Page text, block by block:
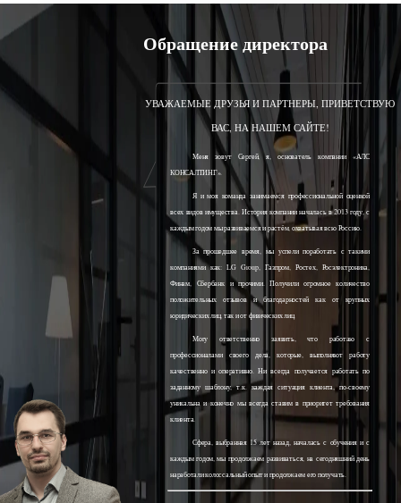
Обращение директора
УВАЖАЕМЫЕ ДРУЗЬЯ И ПАРТНЕРЫ, ПРИВЕТСТВУЮ
ВАС, НА НАШЕМ САЙТЕ!
Меня зовут Сергей, я, основатель компании «АЛС
КОНСАЛТИНГ».
Я и моя команда занимаемся профессиональной оценкой
всех видов имущества. История компании началась в 2013 году, с
каждым годом мы развиваемся и растём, охватывая всю Россию.
За прошедшее время, мы успели поработать с такими
компаниями как: LG Group, Газпром, Ростех, Росэлектроника,
Финам, Сбербанк и прочими. Получили огромное количество
положительных отзывов и благодарностей как от крупных
юридических лиц, так и от физических лиц.
Могу ответственно заявить, что работаю с
профессионалами своего дела, которые, выполняют работу
качественно и оперативно. Ни всегда получается работать по
заданному шаблону, т.к. каждая ситуация клиента, по-своему
уникальна и конечно мы всегда ставим в приоритет требования
клиента.
Сфера, выбранная 15 лет назад, началась с обучения и с
каждым годом, мы продолжаем развиваться, на сегодняшний день
наработали колоссальный опыт и продолжаем его получать.